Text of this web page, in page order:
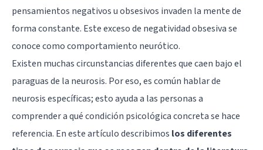
pensamientos negativos u obsesivos invaden la mente de
forma constante. Este exceso de negatividad obsesiva se
conoce como comportamiento neurótico.
Existen muchas circunstancias diferentes que caen bajo el
paraguas de la neurosis. Por eso, es común hablar de
neurosis específicas; esto ayuda a las personas a
comprender a qué condición psicológica concreta se hace
referencia. En este artículo describimos los diferentes